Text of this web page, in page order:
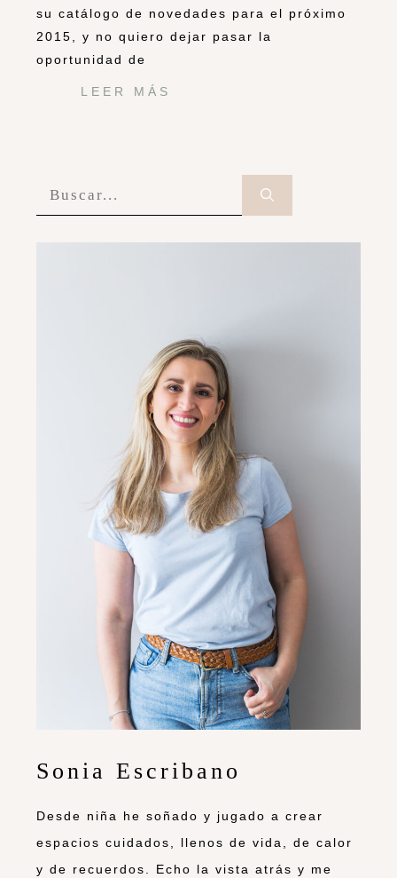
su catálogo de novedades para el próximo
2015, y no quiero dejar pasar la
oportunidad de
LEER MÁS
Sonia Escribano
Desde niña he soñado y jugado a crear
espacios cuidados, llenos de vida, de calor
y de recuerdos. Echo la vista atrás y me